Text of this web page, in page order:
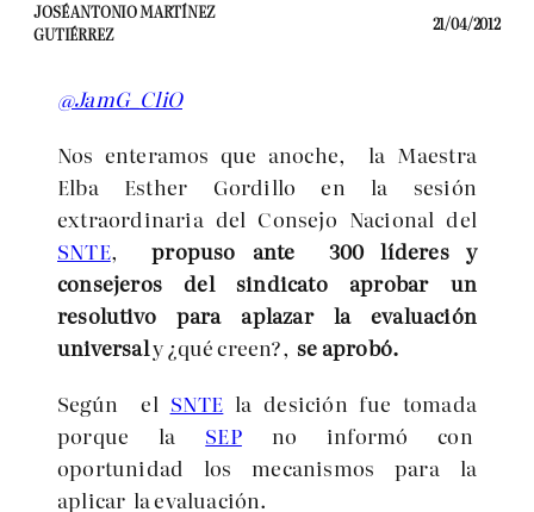
JOSÉ ANTONIO MARTÍNEZ
GUTIÉRREZ
21/04/2012
@JamG_CliO
Nos enteramos que anoche, la Maestra
Elba Esther Gordillo en la sesión
extraordinaria del Consejo Nacional del
SNTE,propuso ante 300 líderes y
consejeros del sindicato aprobar un
resolutivo para aplazar la evaluación
universaly ¿qué creen?,se aprobó.
Según el SNTE la desición fue tomada
porque la SEPno informó con
oportunidad los mecanismos para la
aplicar la evaluación.